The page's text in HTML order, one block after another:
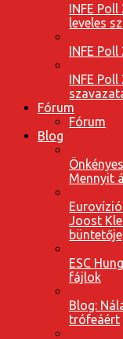
INFE
leveles
INFE
INFE
Fórum
Fórum
Blog
Mennyit
Joost
büntetője
ESC
fájlok
Blog:
trófeáért